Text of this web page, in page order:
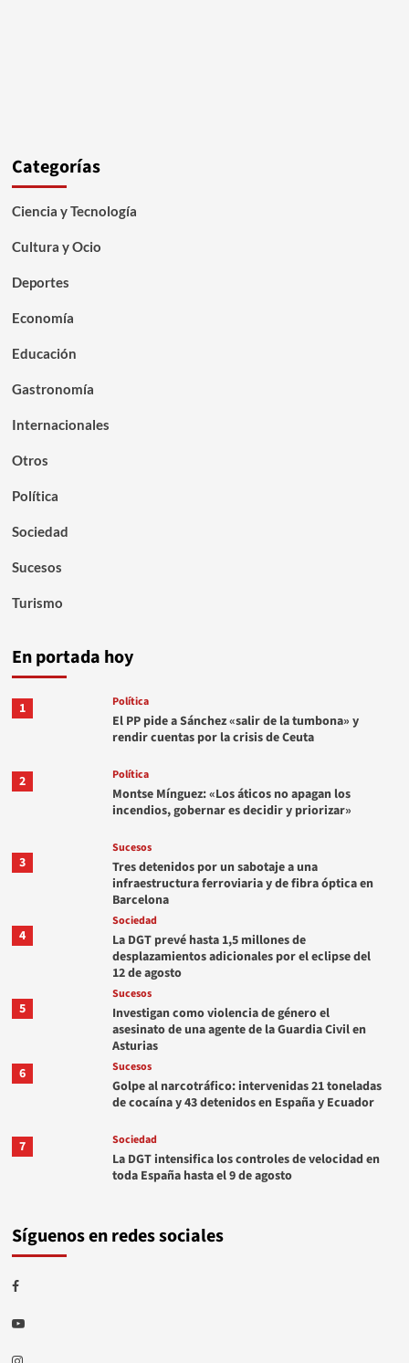
Categorías
Ciencia y Tecnología
Cultura y Ocio
Deportes
Economía
Educación
Gastronomía
Internacionales
Otros
Política
Sociedad
Sucesos
Turismo
En portada hoy
1 Política
El PP pide a Sánchez «salir de la tumbona» y
rendir cuentas por la crisis de Ceuta
2 Política
Montse Mínguez: «Los áticos no apagan los
incendios, gobernar es decidir y priorizar»
3
Sucesos
Tres detenidos por un sabotaje a una
infraestructura ferroviaria y de fibra óptica en
Barcelona
4
Sociedad
La DGT prevé hasta 1,5 millones de
desplazamientos adicionales por el eclipse del
12 de agosto
5
Sucesos
Investigan como violencia de género el
asesinato de una agente de la Guardia Civil en
Asturias
6
Sucesos
Golpe al narcotráfico: intervenidas 21 toneladas
de cocaína y 43 detenidos en España y Ecuador
7 Sociedad
La DGT intensifica los controles de velocidad en
toda España hasta el 9 de agosto
Síguenos en redes sociales
Facebook
Youtube
Instagram